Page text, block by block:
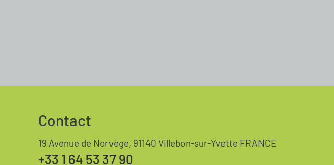
Contact
19 Avenue de Norvège, 91140 Villebon-sur-Yvette FRANCE
+33 1 64 53 37 90